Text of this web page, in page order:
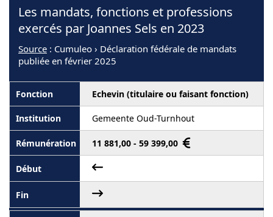
Les mandats, fonctions et professions
exercés par Joannes Sels en 2023
Source : Cumuleo › Déclaration fédérale de mandats
publiée en février 2025
Echevin (titulaire ou faisant fonction)
Gemeente Oud-Turnhout
11 881,00 - 59 399,00